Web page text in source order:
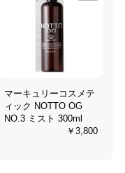
マーキュリーコスメテ
ィック NOTTO OG
NO.3 ミスト 300ml
￥3,800